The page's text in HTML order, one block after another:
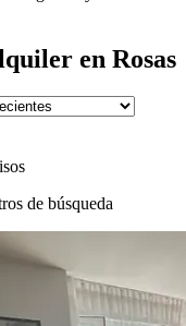
en Rosas
de búsqueda